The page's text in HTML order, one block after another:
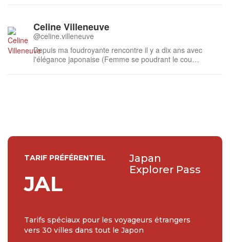
Celine Villeneuve
@celine.villeneuve
Depuis ma foudroyante rencontre il y a dix ans avec
l'élégance japonaise (Femme se poudrant le cou
TARIF PRÉFÉRENTIEL
JAL
Japan
Explorer Pass
Tarifs spéciaux pour les voyageurs étrangers
vers 30 villes dans tout le Japon